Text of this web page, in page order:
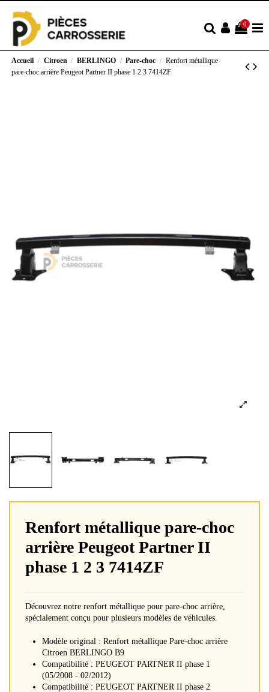
0
Accueil Citroen BERLINGO Pare-choc
Renfort métallique
pare-choc arrière Peugeot Partner II phase 1 2 3 7414ZF
Renfort métallique pare-choc
arrière Peugeot Partner II
phase 1 2 3 7414ZF
Découvrez notre renfort métallique pour pare-choc arrière,
spécialement conçu pour plusieurs modèles de véhicules.
Modèle original : Renfort métallique Pare-choc arrière
Citroen BERLINGO B9
Compatibilité : PEUGEOT PARTNER II phase 1
(05/2008 - 02/2012)
Compatibilité : PEUGEOT PARTNER II phase 2